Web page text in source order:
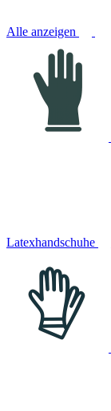
Alle anzeigen
Latexhandschuhe